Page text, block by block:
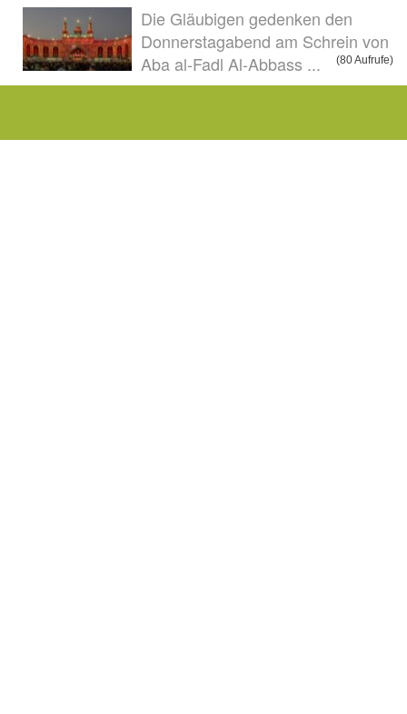
Die Gläubigen gedenken den
Donnerstagabend am Schrein von
Aba al-Fadl Al-Abbass ...
(80 Aufrufe)